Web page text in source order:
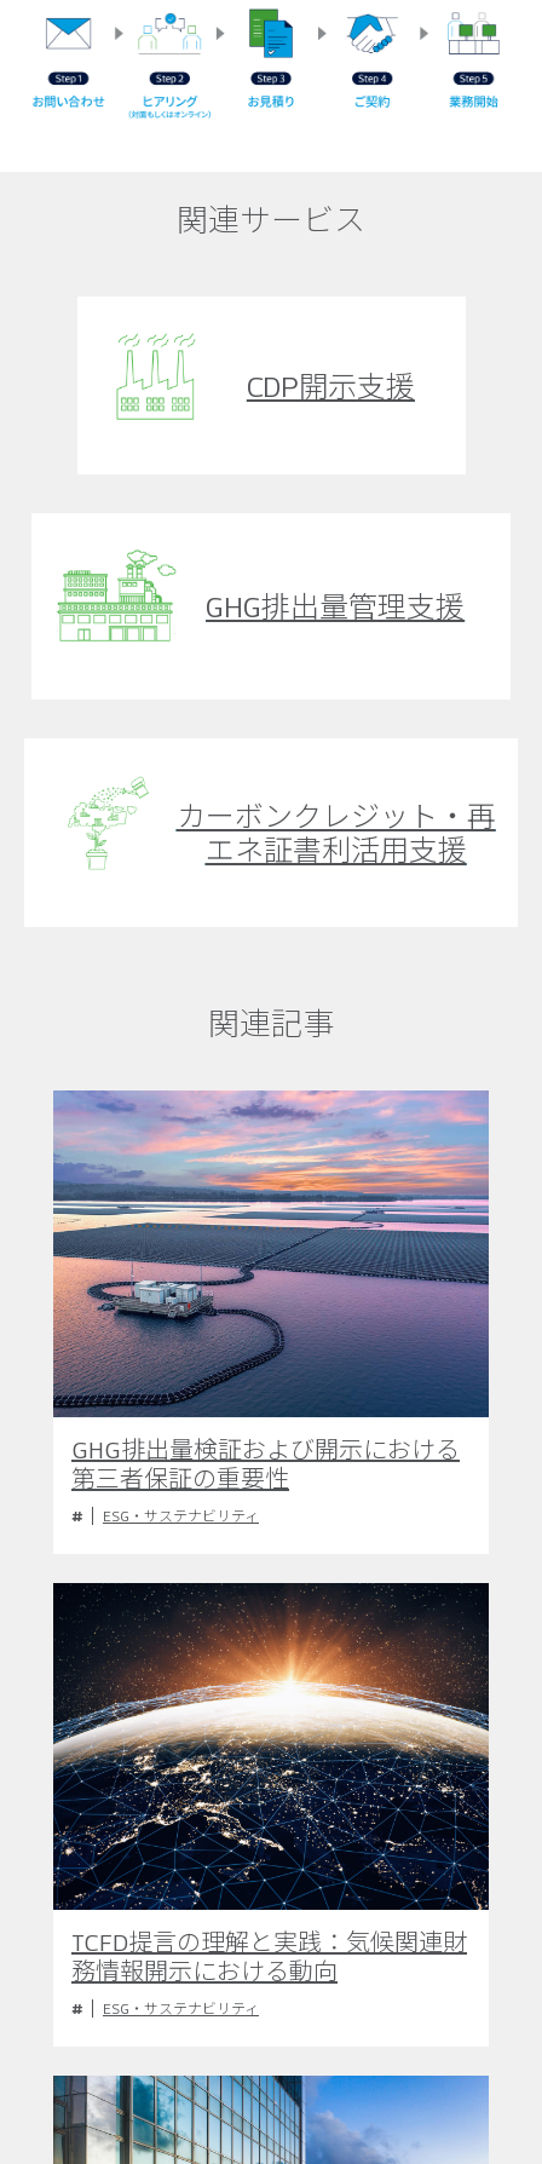
関連サービス
CDP開示支援
GHG排出量管理支援
カーボンクレジット・再
エネ証書利活用支援
関連記事
GHG排出量検証および開示における
第三者保証の重要性
ESG・サステナビリティ
TCFD提言の理解と実践：気候関連財
務情報開示における動向
ESG・サステナビリティ